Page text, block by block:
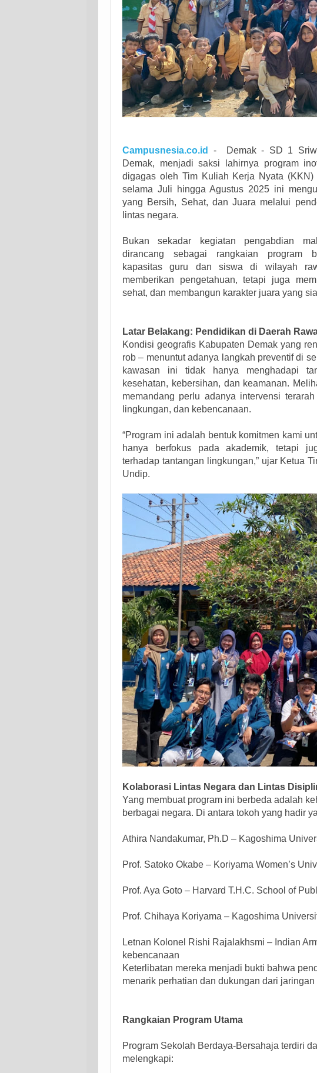
Campusnesia.co.id
- Demak - SD 1
Demak, menjadi saksi lahirnya program
digagas oleh Tim Kuliah Kerja Nyata
selama Juli hingga Agustus 2025 ini
yang Bersih, Sehat, dan Juara melalui
lintas negara.
Bukan sekadar kegiatan pengabdian
dirancang sebagai rangkaian program
kapasitas guru dan siswa di wilayah
memberikan pengetahuan, tetapi juga
sehat, dan membangun karakter juara yang
Latar Belakang: Pendidikan di Daerah
Kondisi geografis Kabupaten Demak yang
rob – menuntut adanya langkah preventif di
kawasan ini tidak hanya menghadapi
kesehatan, kebersihan, dan keamanan.
memandang perlu adanya intervensi
lingkungan, dan kebencanaan.
“Program ini adalah bentuk komitmen kami
hanya berfokus pada akademik, tetapi
terhadap tantangan lingkungan,” ujar Ketua
Undip.
Kolaborasi Lintas Negara dan Lintas
Yang membuat program ini berbeda adalah
berbagai negara. Di antara tokoh yang hadir
Athira Nandakumar, Ph.D – Kagoshima
Prof. Satoko Okabe – Koriyama Women’s
Prof. Aya Goto – Harvard T.H.C. School of
Prof. Chihaya Koriyama – Kagoshima
Letnan Kolonel Rishi Rajalakhsmi – Indian
kebencanaan
Keterlibatan mereka menjadi bukti bahwa
menarik perhatian dan dukungan dari
Rangkaian Program Utama
Program Sekolah Berdaya-Bersahaja terdiri
melengkapi: